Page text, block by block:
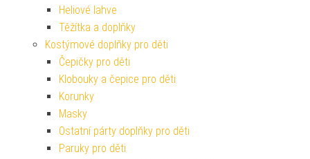
Heliové lahve
Těžítka a doplňky
Kostýmové doplňky pro děti
Čepičky pro děti
Klobouky a čepice pro děti
Korunky
Masky
Ostatní párty doplňky pro děti
Paruky pro děti